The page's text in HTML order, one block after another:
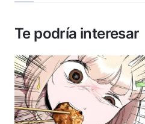
Te podría interesar